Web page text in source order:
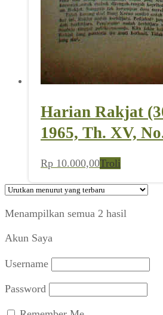
Harian Rakjat
1965, Th. XV,
Rp 10.000,00Troli
Menampilkan semua 2 hasil
Akun Saya
Username
Password